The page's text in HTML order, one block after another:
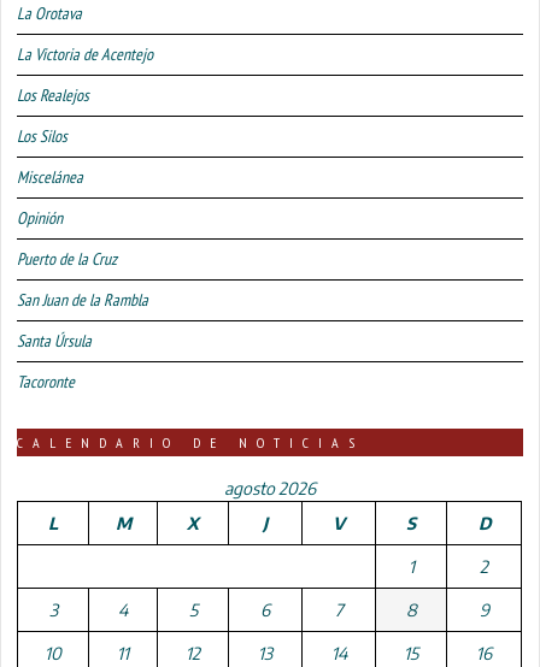
La Orotava
La Victoria de Acentejo
Los Realejos
Los Silos
Miscelánea
Opinión
Puerto de la Cruz
San Juan de la Rambla
Santa Úrsula
Tacoronte
CALENDARIO DE NOTICIAS
agosto 2026
L
M X J V S D
1 2
3 4 5 6 7 8 9
10 11 12 13 14 15 16